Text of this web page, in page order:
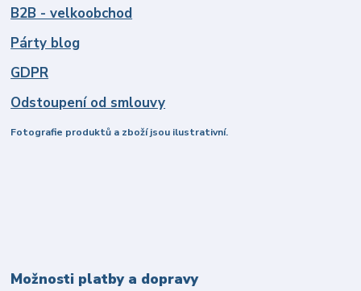
B2B - velkoobchod
Párty blog
GDPR
Odstoupení od smlouvy
Fotografie produktů a zboží jsou ilustrativní.
Možnosti platby a dopravy